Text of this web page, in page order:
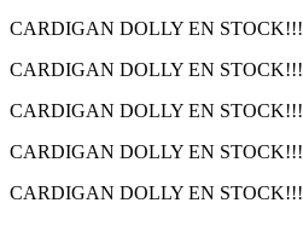
CARDIGAN DOLLY EN STOCK!!!
CARDIGAN DOLLY EN STOCK!!!
CARDIGAN DOLLY EN STOCK!!!
CARDIGAN DOLLY EN STOCK!!!
CARDIGAN DOLLY EN STOCK!!!